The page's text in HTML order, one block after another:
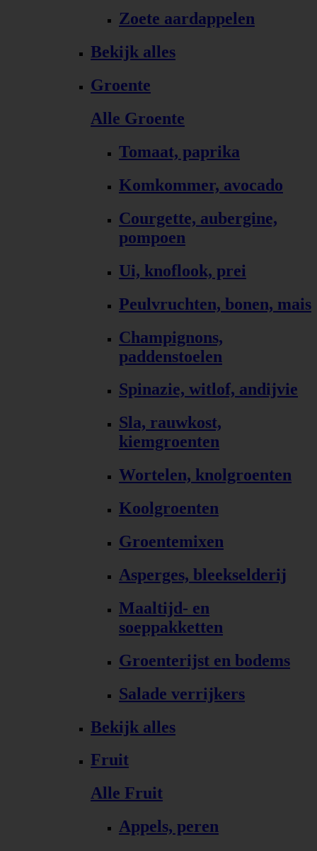
Zoete aardappelen
Bekijk alles
Groente
Alle Groente
Tomaat, paprika
Komkommer, avocado
Courgette, aubergine,
pompoen
Ui, knoflook, prei
Peulvruchten, bonen, mais
Champignons,
paddenstoelen
Spinazie, witlof, andijvie
Sla, rauwkost,
kiemgroenten
Wortelen, knolgroenten
Koolgroenten
Groentemixen
Asperges, bleekselderij
Maaltijd- en
soeppakketten
Groenterijst en bodems
Salade verrijkers
Bekijk alles
Fruit
Alle Fruit
Appels, peren